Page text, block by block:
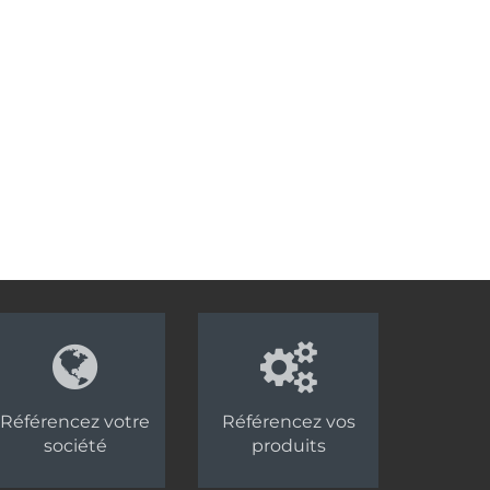
Référencez votre
société
Référencez vos
produits